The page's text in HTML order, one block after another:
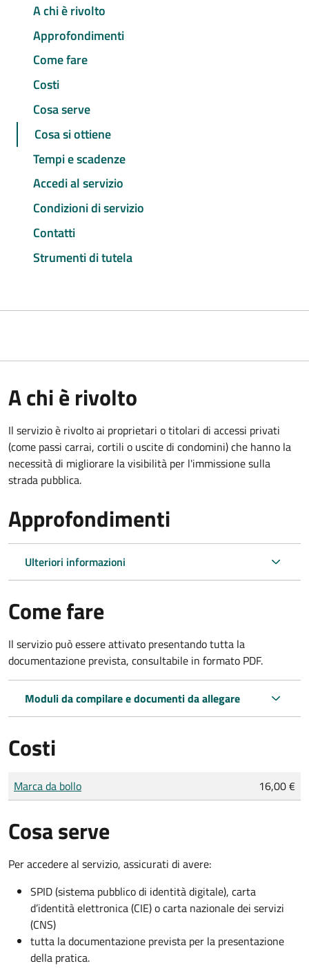
A chi è rivolto
Approfondimenti
Come fare
Costi
Cosa serve
Cosa si ottiene
Tempi e scadenze
Accedi al servizio
Condizioni di servizio
Contatti
Strumenti di tutela
A chi è rivolto
Il servizio è rivolto ai proprietari o titolari di accessi privati
(come passi carrai, cortili o uscite di condomini) che hanno la
necessità di migliorare la visibilità per l'immissione sulla
strada pubblica.
Approfondimenti
Ulteriori informazioni
Come fare
Il servizio può essere attivato presentando tutta la
documentazione prevista, consultabile in formato PDF.
Moduli da compilare e documenti da allegare
Costi
Tipo di pagamento
Importo
Marca da bollo 16,00 €
Cosa serve
Per accedere al servizio, assicurati di avere:
SPID (sistema pubblico di identità digitale), carta
d’identità elettronica (CIE) o carta nazionale dei servizi
(CNS)
tutta la documentazione prevista per la presentazione
della pratica.